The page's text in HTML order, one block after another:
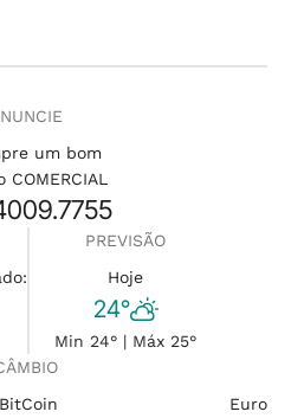
um bom
COMERCIAL
PREVISÃO
Hoje
24°
Min 24° | Máx 25°
BitCoin Euro